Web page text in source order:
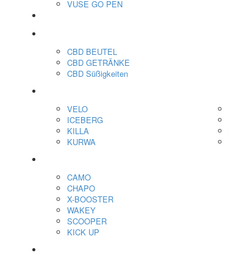
VUSE GO PEN
CBD BEUTEL
CBD GETRÄNKE
CBD Süßigkeiten
VELO
ICEBERG
KILLA
KURWA
CAMO
CHAPO
X-BOOSTER
WAKEY
SCOOPER
KICK UP